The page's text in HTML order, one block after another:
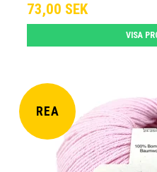
73,00 SEK
VISA
REA